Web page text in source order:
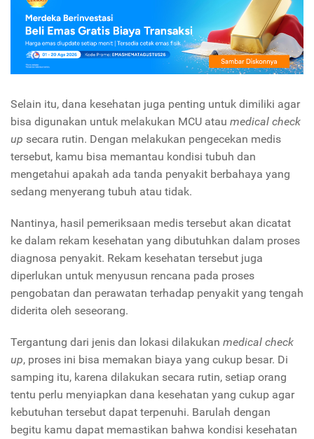
Selain itu, dana kesehatan juga penting untuk dimiliki agar
bisa digunakan untuk melakukan MCU atau medical check
up secara rutin. Dengan melakukan pengecekan medis
tersebut, kamu bisa memantau kondisi tubuh dan
mengetahui apakah ada tanda penyakit berbahaya yang
sedang menyerang tubuh atau tidak.
Nantinya, hasil pemeriksaan medis tersebut akan dicatat
ke dalam rekam kesehatan yang dibutuhkan dalam proses
diagnosa penyakit. Rekam kesehatan tersebut juga
diperlukan untuk menyusun rencana pada proses
pengobatan dan perawatan terhadap penyakit yang tengah
diderita oleh seseorang.
Tergantung dari jenis dan lokasi dilakukan medical check
up, proses ini bisa memakan biaya yang cukup besar. Di
samping itu, karena dilakukan secara rutin, setiap orang
tentu perlu menyiapkan dana kesehatan yang cukup agar
kebutuhan tersebut dapat terpenuhi. Barulah dengan
begitu kamu dapat memastikan bahwa kondisi kesehatan